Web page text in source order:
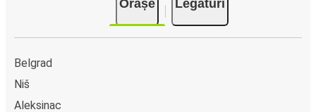
Apple Pay. Alternativ, poți plăti în numerar la bordul
autocarelor sau la unul din punctele de vânzare.
Orașe Legături
Belgrad
Niš
Aleksinac